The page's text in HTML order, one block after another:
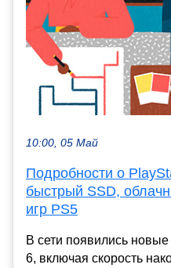
10:00, 05 Май
Подробности о
быстрый SSD,
игр PS5
В сети появились
6, включая скорость